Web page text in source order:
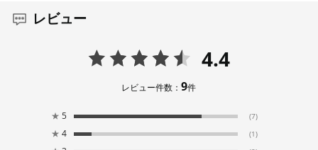
レビュー
4.4
レビュー件数：9件
★ 5 (7)
★ 4 (1)